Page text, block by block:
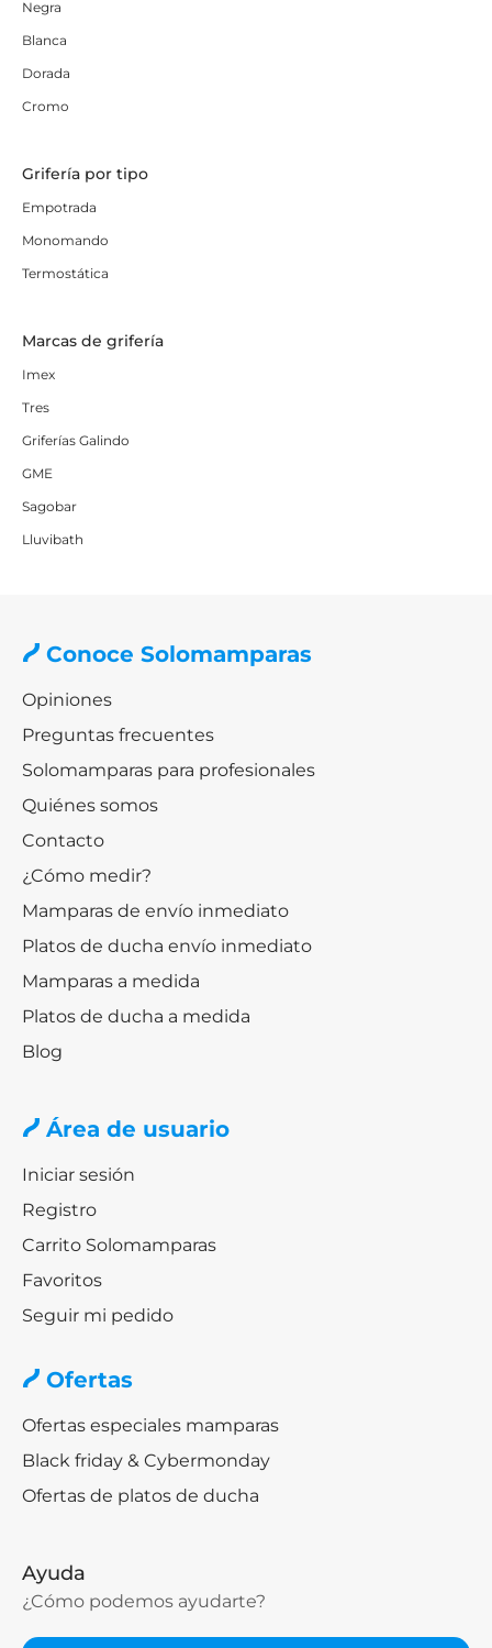
Negra
Blanca
Dorada
Cromo
Grifería por tipo
Empotrada
Monomando
Termostática
Marcas de grifería
Imex
Tres
Griferías Galindo
GME
Sagobar
Lluvibath
Conoce Solomamparas
Opiniones
Preguntas frecuentes
Solomamparas para profesionales
Quiénes somos
Contacto
¿Cómo medir?
Mamparas de envío inmediato
Platos de ducha envío inmediato
Mamparas a medida
Platos de ducha a medida
Blog
Área de usuario
Iniciar sesión
Registro
Carrito Solomamparas
Favoritos
Seguir mi pedido
Ofertas
Ofertas especiales mamparas
Black friday & Cybermonday
Ofertas de platos de ducha
Ayuda
¿Cómo podemos ayudarte?